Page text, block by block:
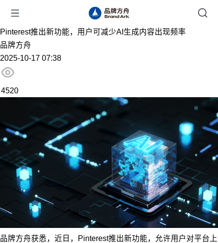
Pinterest推出新功能，用户可减少AI生成内容出现频率
品牌方舟
2025-10-17 07:38
4520
品牌方舟获悉，近日，Pinterest推出新功能，允许用户对平台上